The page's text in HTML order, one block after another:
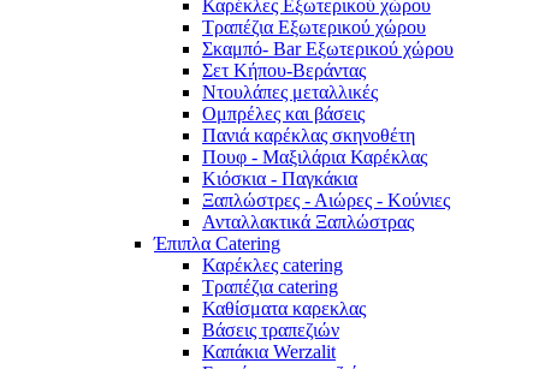
Καρέκλες Εξωτερικού χώρου
Τραπέζια Εξωτερικού χώρου
Σκαμπό- Bar Εξωτερικού χώρου
Σετ Κήπου-Βεράντας
Ντουλάπες μεταλλικές
Ομπρέλες και βάσεις
Πανιά καρέκλας σκηνοθέτη
Πουφ - Μαξιλάρια Καρέκλας
Κιόσκια - Παγκάκια
Ξαπλώστρες - Αιώρες - Κούνιες
Ανταλλακτικά Ξαπλώστρας
Έπιπλα Catering
Καρέκλες catering
Τραπέζια catering
Καθίσματα καρεκλας
Βάσεις τραπεζιών
Καπάκια Werzalit